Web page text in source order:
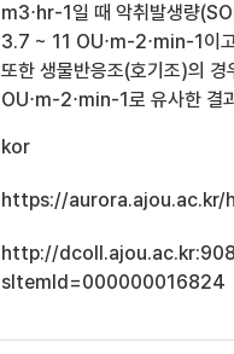
m3⋅hr-1일 때 악취발생량
3.7 ~ 11 OU⋅m-2⋅min-1이
또한 생물반응조(호기조)의
OU⋅m-2⋅min-1로 유사한 결
kor
https://aurora.ajou.ac.kr/
http://
sItemId=000000016824